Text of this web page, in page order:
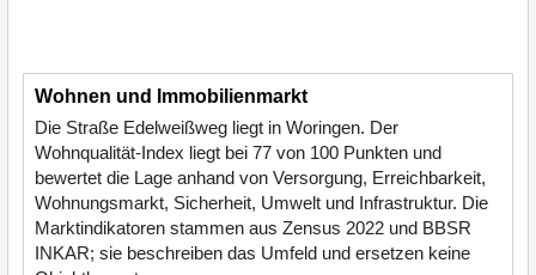
Wohnen und Immobilienmarkt
Die Straße Edelweißweg liegt in Woringen. Der
Wohnqualität-Index liegt bei 77 von 100 Punkten und
bewertet die Lage anhand von Versorgung, Erreichbarkeit,
Wohnungsmarkt, Sicherheit, Umwelt und Infrastruktur. Die
Marktindikatoren stammen aus Zensus 2022 und BBSR
INKAR; sie beschreiben das Umfeld und ersetzen keine